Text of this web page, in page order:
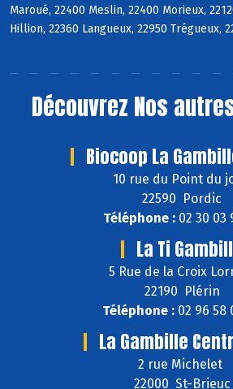
Maroué, 22400 Meslin, 22400 Morieux,
Hillion, 22360 Langueux, 22950 Trégueux,
Découvrez Nos
Biocoop La
10 rue du Point du
22590 Pordic
Téléphone :02 30 03
La Ti
5 Rue de la Croix
22190 Plérin
Téléphone :02 96 58
La Gambille
2 rue Michelet
22000 St-Brieuc